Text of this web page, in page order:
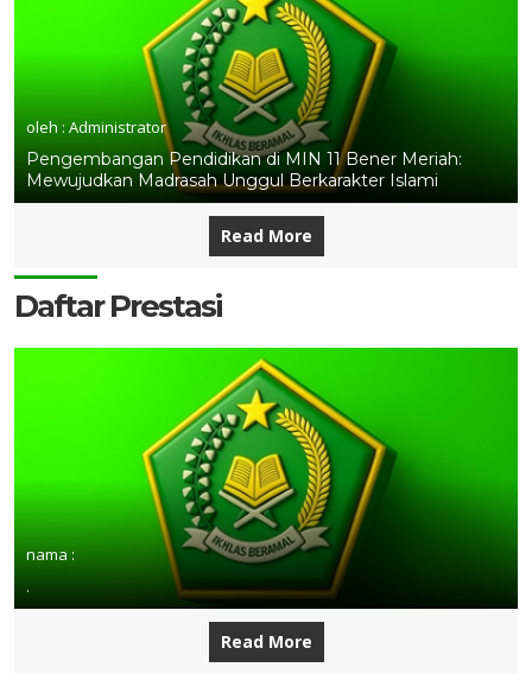
oleh : Administrator
Pengembangan Pendidikan di MIN 11 Bener Meriah:
Mewujudkan Madrasah Unggul Berkarakter Islami
Read More
Daftar Prestasi
nama :
.
Read More